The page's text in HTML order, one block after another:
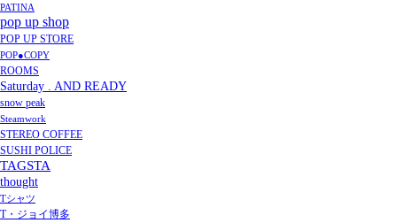
PATINA
pop up shop
POP UP STORE
POP●COPY
ROOMS
Saturday . AND READY
snow peak
Steamwork
STEREO COFFEE
SUSHI POLICE
TAGSTA
thought
Tシャツ
T・ジョイ博多